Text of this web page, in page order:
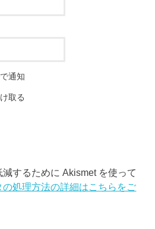
通知
取る
するために Akismet を使って
の処理方法の詳細はこちらをご